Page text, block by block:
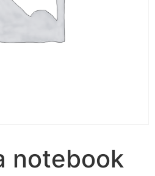
notebook